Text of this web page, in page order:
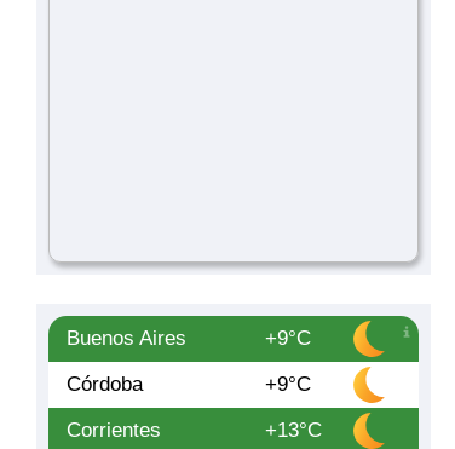
Buenos Aires
+9°C
Córdoba
+9°C
Corrientes
+13°C